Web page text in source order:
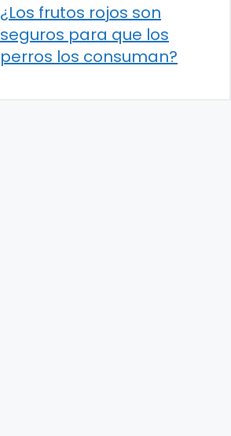
¿Los frutos rojos son
seguros para que los
perros los consuman?